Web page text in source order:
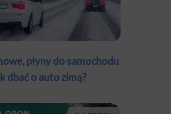
płyny do samochodu
dbać o auto zimą?